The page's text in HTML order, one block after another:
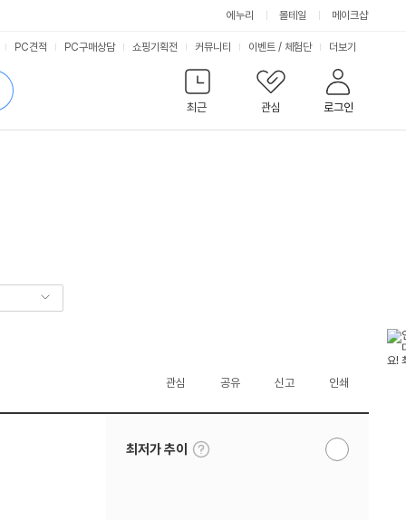
에누리 몰테일 메이크샵
최근
관심 로그인
PC견적 PC구매상담 쇼핑기획전 커뮤니티 이벤트 / 체험단 서
비
스
더보기
관심 공유 신고 인쇄
최저가 추이
툴
팁
알